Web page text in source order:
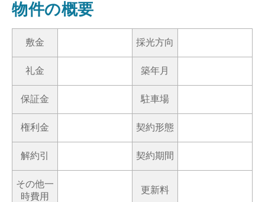
物件の概要
敷金 採光方向
礼金 築年月
保証金 駐車場
権利金 契約形態
解約引 契約期間
その他一
時費用
更新料